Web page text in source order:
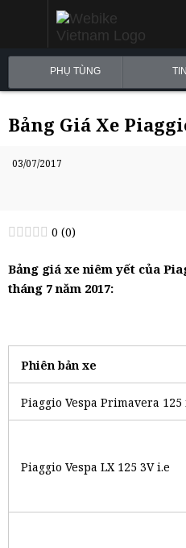
PHỤ TÙNG
Bảng Giá Xe
03/07/2017
0 (0)
Bảng giá xe niêm yết của
tháng 7 năm 2017:
Phiên bản xe
Piaggio Vespa Primavera 125
Piaggio Vespa LX 125 3V i.e